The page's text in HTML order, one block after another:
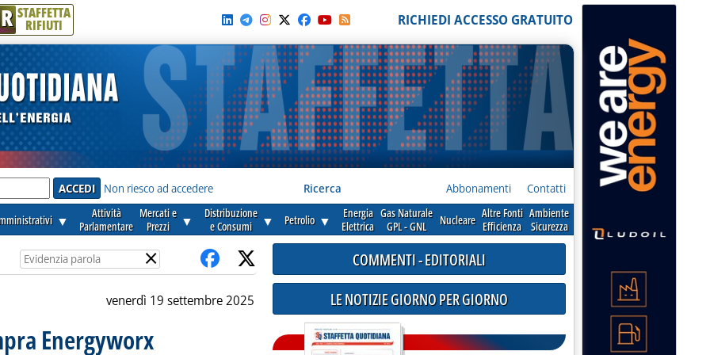
R STAFFETTA
RIFIUTI RICHIEDI ACCESSO GRATUITO
Non riesco ad accedere Ricerca Abbonamenti Contatti
▼
Attività
Parlamentare
Mercati e
Prezzi
▼
Distribuzione
e Consumi
▼ Petrolio ▼
Energia
Elettrica
Gas Naturale
GPL - GNL
Nucleare Altre Fonti
Efficienza
Ambiente
Sicurezza
×
venerdì 19 settembre 2025
Energyworx
COMMENTI - EDITORIALI
LE NOTIZIE GIORNO PER GIORNO